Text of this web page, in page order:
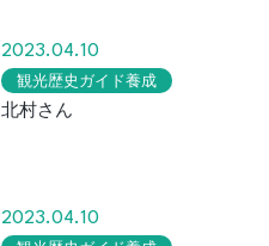
2023.04.10
観光歴史ガイド養成
北村さん
2023.04.10